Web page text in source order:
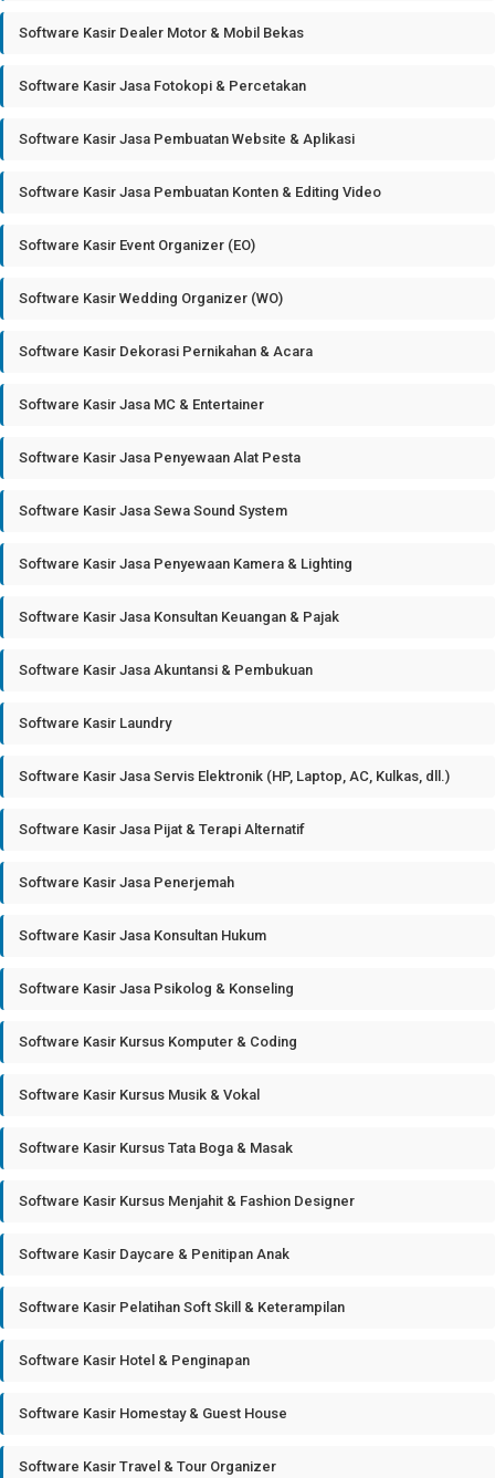
Software Kasir Dealer Motor & Mobil Bekas
Software Kasir Jasa Fotokopi & Percetakan
Software Kasir Jasa Pembuatan Website & Aplikasi
Software Kasir Jasa Pembuatan Konten & Editing Video
Software Kasir Event Organizer (EO)
Software Kasir Wedding Organizer (WO)
Software Kasir Dekorasi Pernikahan & Acara
Software Kasir Jasa MC & Entertainer
Software Kasir Jasa Penyewaan Alat Pesta
Software Kasir Jasa Sewa Sound System
Software Kasir Jasa Penyewaan Kamera & Lighting
Software Kasir Jasa Konsultan Keuangan & Pajak
Software Kasir Jasa Akuntansi & Pembukuan
Software Kasir Laundry
Software Kasir Jasa Servis Elektronik (HP, Laptop, AC, Kulkas, dll.)
Software Kasir Jasa Pijat & Terapi Alternatif
Software Kasir Jasa Penerjemah
Software Kasir Jasa Konsultan Hukum
Software Kasir Jasa Psikolog & Konseling
Software Kasir Kursus Komputer & Coding
Software Kasir Kursus Musik & Vokal
Software Kasir Kursus Tata Boga & Masak
Software Kasir Kursus Menjahit & Fashion Designer
Software Kasir Daycare & Penitipan Anak
Software Kasir Pelatihan Soft Skill & Keterampilan
Software Kasir Hotel & Penginapan
Software Kasir Homestay & Guest House
Software Kasir Travel & Tour Organizer